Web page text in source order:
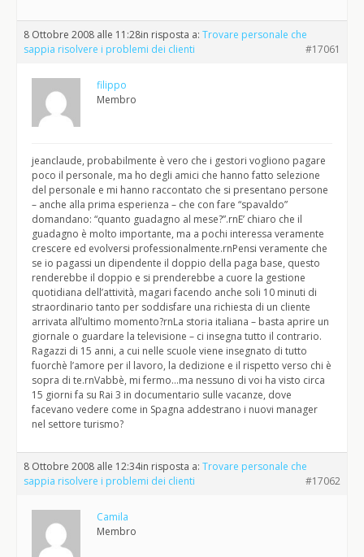
8 Ottobre 2008 alle 11:28in risposta a: Trovare personale che
sappia risolvere i problemi dei clienti
#17061
filippo
Membro
jeanclaude, probabilmente è vero che i gestori vogliono pagare
poco il personale, ma ho degli amici che hanno fatto selezione
del personale e mi hanno raccontato che si presentano persone
– anche alla prima esperienza – che con fare “spavaldo”
domandano: “quanto guadagno al mese?”.rnE’ chiaro che il
guadagno è molto importante, ma a pochi interessa veramente
crescere ed evolversi professionalmente.rnPensi veramente che
se io pagassi un dipendente il doppio della paga base, questo
renderebbe il doppio e si prenderebbe a cuore la gestione
quotidiana dell’attività, magari facendo anche soli 10 minuti di
straordinario tanto per soddisfare una richiesta di un cliente
arrivata all’ultimo momento?rnLa storia italiana – basta aprire un
giornale o guardare la televisione – ci insegna tutto il contrario.
Ragazzi di 15 anni, a cui nelle scuole viene insegnato di tutto
fuorchè l’amore per il lavoro, la dedizione e il rispetto verso chi è
sopra di te.rnVabbè, mi fermo…ma nessuno di voi ha visto circa
15 giorni fa su Rai 3 in documentario sulle vacanze, dove
facevano vedere come in Spagna addestrano i nuovi manager
nel settore turismo?
8 Ottobre 2008 alle 12:34in risposta a: Trovare personale che
sappia risolvere i problemi dei clienti
#17062
Camila
Membro